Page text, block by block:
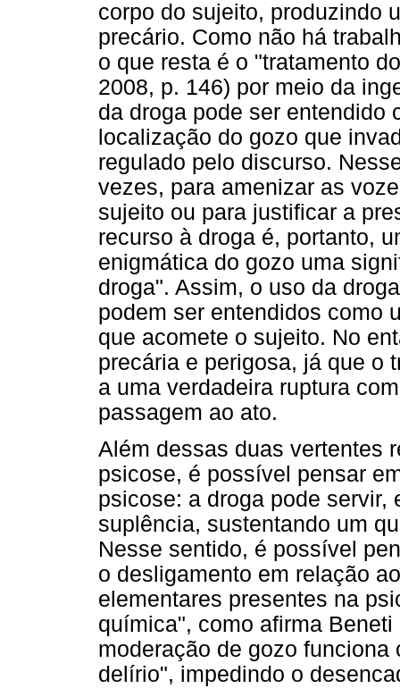
corpo do sujeito, produzindo
precário. Como não há
o que resta é o "tratamento
2008, p. 146) por meio da
da droga pode ser entendido
localização do gozo que
regulado pelo discurso.
vezes, para amenizar as
sujeito ou para justificar a
recurso à droga é, portanto,
enigmática do gozo uma
droga". Assim, o uso da
podem ser entendidos como
que acomete o sujeito. No
precária e perigosa, já que o
a uma verdadeira ruptura
passagem ao ato.
Além dessas duas vertentes
psicose, é possível pensar
psicose: a droga pode servir,
suplência, sustentando um
Nesse sentido, é possível
o desligamento em relação
elementares presentes na
química", como afirma
moderação de gozo
delírio", impedindo o